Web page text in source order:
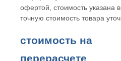
офертой, стоимость указана
точную стоимость товара
cтоимость на
перерасчете